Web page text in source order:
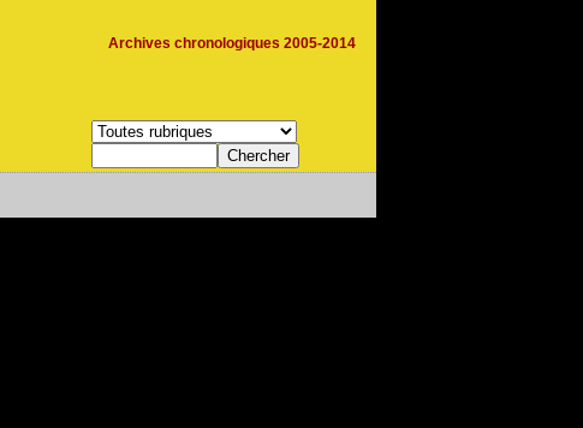
Archives chronologiques 2005-2014